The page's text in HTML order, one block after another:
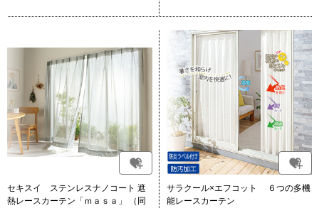
セキスイ ステンレスナノコート 遮
熱レースカーテン「ｍａｓａ」 （同
サラクール×エフコット ６つの多機
能レースカーテン